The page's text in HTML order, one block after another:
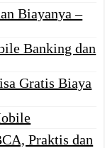
Biayanya –
Banking dan
Gratis Biaya
Praktis dan